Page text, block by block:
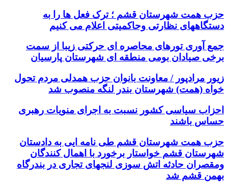
حزب همت شهرستان قشم ؛ ترک فعل ها را به
دستگاههای نظارتی وحاکمیتی اعلام می کنیم
جمع آوری تورهای محاصره ای حرکتی زیبا از سمت
برخی صیادان بومی منطقه ای شهرستان پارسیان
زیور مرادپور / معاونت بانوان حزب همدلی مردم تحول
خواه (همت) شهرستان بندر لنگه منصوب شد
احزاب سیاسی کشور نسبت به اجرای منویات رهبری
حساس باشند
حزب همت شهرستان قشم طی نامه ایی به دادستان
شهرستان قشم خواستار برخورد با اهمال کنندگان
ومقصران حادثه اتش سوزی لنجهای تجاری در بندرگاه
بهمن قشم شد